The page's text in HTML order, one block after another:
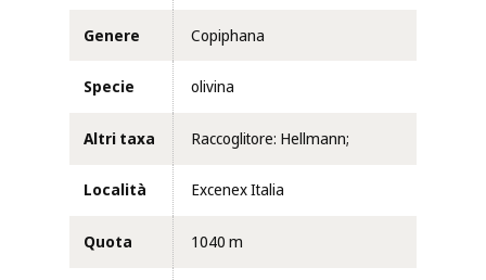
Genere Copiphana
Specie olivina
Altri taxa Raccoglitore: Hellmann;
Località Excenex Italia
Quota 1040 m